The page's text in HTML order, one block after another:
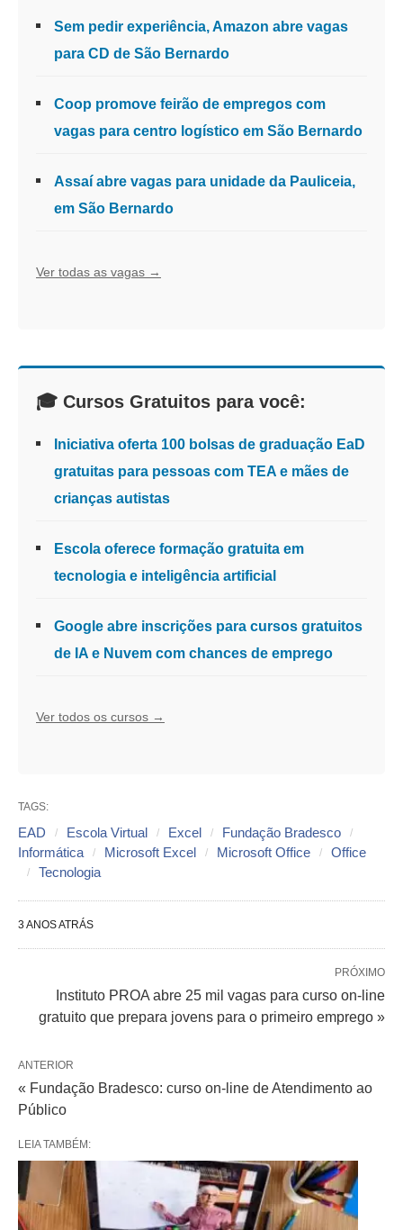
Sem pedir experiência, Amazon abre vagas
para CD de São Bernardo
Coop promove feirão de empregos com
vagas para centro logístico em São Bernardo
Assaí abre vagas para unidade da Pauliceia,
em São Bernardo
Ver todas as vagas →
🎓 Cursos Gratuitos para você:
Iniciativa oferta 100 bolsas de graduação EaD
gratuitas para pessoas com TEA e mães de
crianças autistas
Escola oferece formação gratuita em
tecnologia e inteligência artificial
Google abre inscrições para cursos gratuitos
de IA e Nuvem com chances de emprego
Ver todos os cursos →
TAGS:
EAD Escola Virtual Excel
Fundação Bradesco
Informática
Microsoft Excel Microsoft Office
Office
Tecnologia
3 ANOS ATRÁS
PRÓXIMO
Instituto PROA abre 25 mil vagas para curso on-line
gratuito que prepara jovens para o primeiro emprego »
ANTERIOR
« Fundação Bradesco: curso on-line de Atendimento ao
Público
LEIA TAMBÉM: